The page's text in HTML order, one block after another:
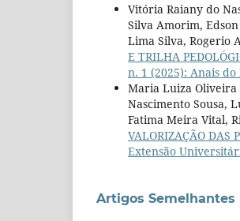
Vitória Raiany do
Silva Amorim,
Lima Silva, Rogerio
E TRILHA
n. 1 (2025): Anais
Maria Luiza Oliveira
Nascimento Sousa,
Fatima Meira Vital,
VALORIZAÇÃO DAS
Extensão
Artigos Semelhantes